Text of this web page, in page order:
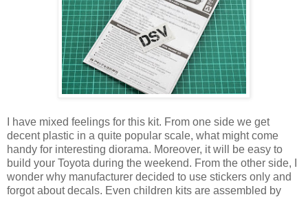
I have mixed feelings for this kit. From one side we get
decent plastic in a quite popular scale, what might come
handy for interesting diorama. Moreover, it will be easy to
build your Toyota during the weekend. From the other side, I
wonder why manufacturer decided to use stickers only and
forgot about decals. Even children kits are assembled by